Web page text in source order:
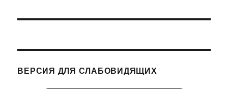
ВЕРСИЯ ДЛЯ СЛАБОВИДЯЩИХ